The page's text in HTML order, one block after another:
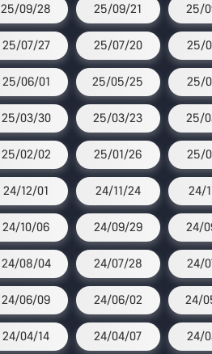
25/09/28 25/09/21 25/
25/07/27 25/07/20 25/
25/06/01 25/05/25 25/
25/03/30 25/03/23 25/
25/02/02 25/01/26 25/
24/12/01 24/11/24 24/
24/10/06 24/09/29 24/
24/08/04 24/07/28 24/
24/06/09 24/06/02 24/
24/04/14 24/04/07 24/